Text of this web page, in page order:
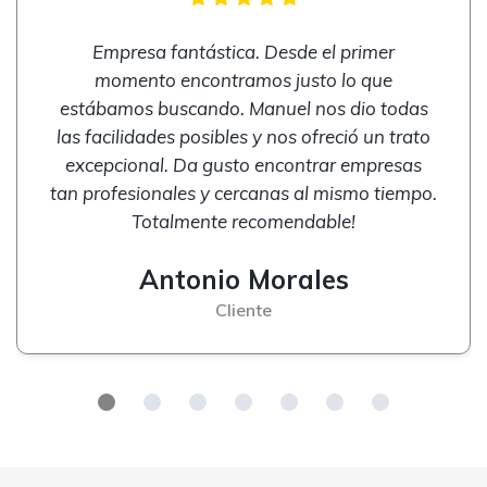
Empresa fantástica. Desde el primer
momento encontramos justo lo que
estábamos buscando. Manuel nos dio todas
las facilidades posibles y nos ofreció un trato
excepcional. Da gusto encontrar empresas
tan profesionales y cercanas al mismo tiempo.
Totalmente recomendable!
Antonio Morales
Cliente